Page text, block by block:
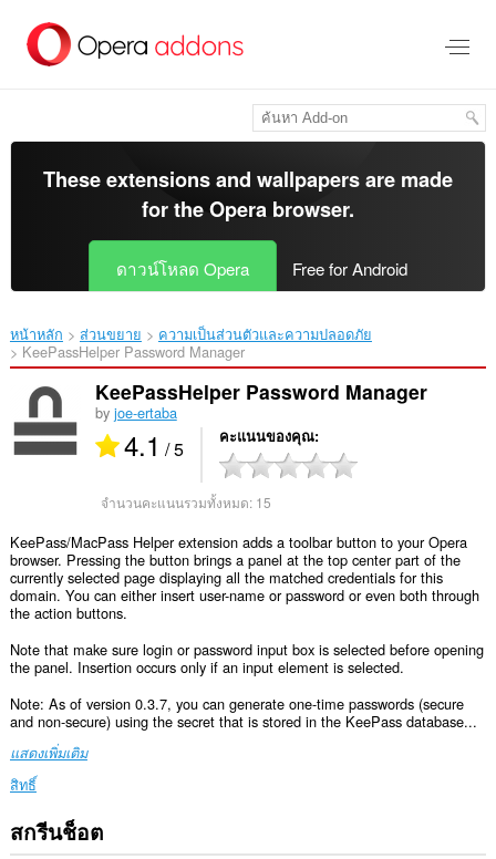
These extensions and wallpapers are made
for theOpera browser.
ดาวน์โหลด Opera Free for Android
หน้าหลัก ส่วนขยาย
ความเป็นส่วนตัวและความปลอดภัย
KeePassHelper Password Manager‎
KeePassHelper Password Manager
by joe-ertaba
4.1 / 5 คะแนนของคุณ
จำนวนคะแนนรวมทั้งหมด: 15
KeePass/MacPass Helper extension adds a toolbar button to your Opera
browser. Pressing the button brings a panel at the top center part of the
currently selected page displaying all the matched credentials for this
domain. You can either insert user-name or password or even both through
the action buttons.
Note that make sure login or password input box is selected before opening
the panel. Insertion occurs only if an input element is selected.
Note: As of version 0.3.7, you can generate one-time passwords (secure
and non-secure) using the secret that is stored in the KeePass database...
แสดงเพิ่มเติม
สิทธิ์
ส่วน
ขยาย
สกรีนช็อต